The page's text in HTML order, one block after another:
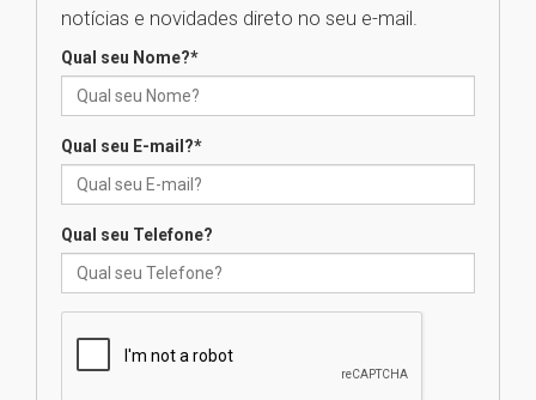
realizará nova edição da Feira
das novas tecnologias em
calouros do segundo semestre
04.08.2026
notícias e novidades direto no seu e-mail.
Qual seu Nome?*
Qual seu E-mail?*
Qual seu Telefone?